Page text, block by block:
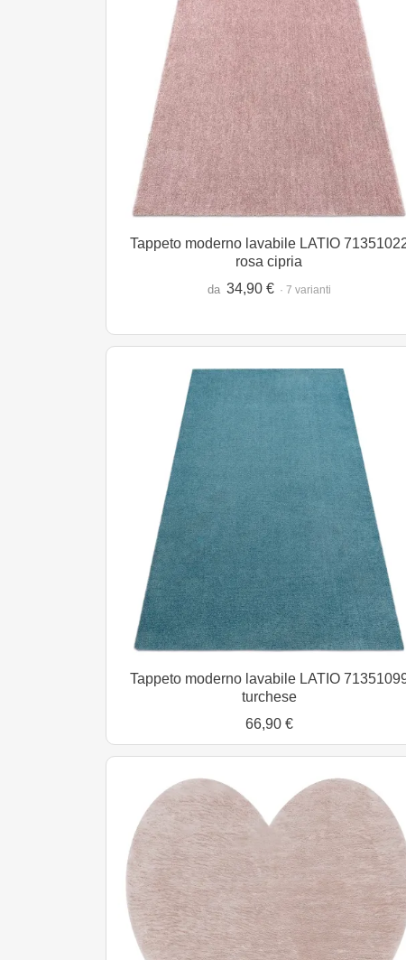
Tappeto moderno lavabile LATIO
rosa cipria
da 34,90 € · 7 varianti
Tappeto moderno lavabile LATIO
turchese
66,90 €